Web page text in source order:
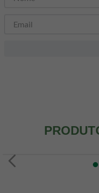
8º snack proteico mundo
9 psyllium